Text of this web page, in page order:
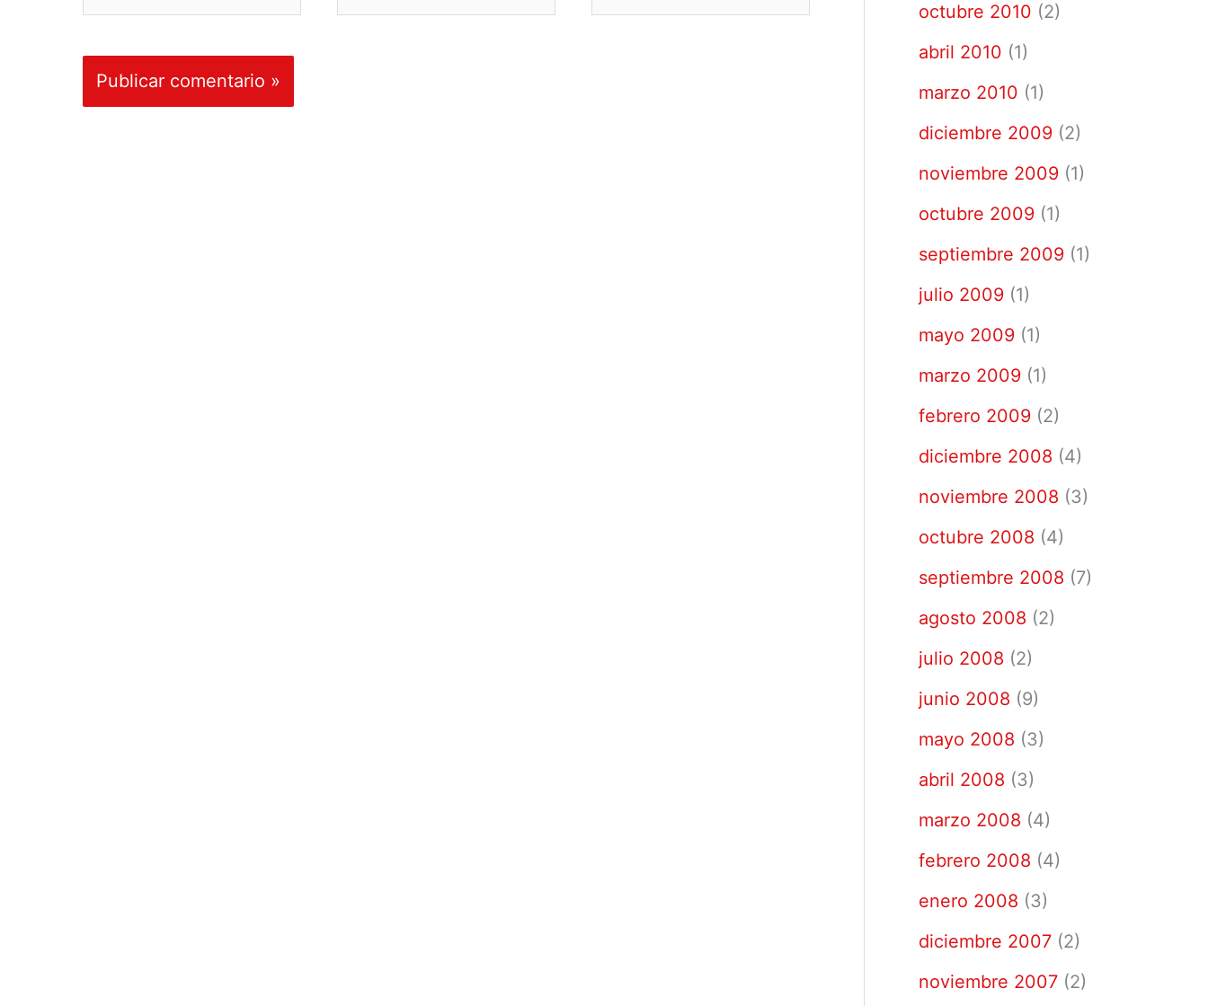
electrónico*
octubre 2010 (2)
abril 2010 (1)
marzo 2010 (1)
diciembre 2009 (2)
noviembre 2009 (1)
octubre 2009 (1)
septiembre 2009 (1)
julio 2009 (1)
mayo 2009 (1)
marzo 2009 (1)
febrero 2009 (2)
diciembre 2008 (4)
noviembre 2008 (3)
octubre 2008 (4)
septiembre 2008 (7)
agosto 2008 (2)
julio 2008 (2)
junio 2008 (9)
mayo 2008 (3)
abril 2008 (3)
marzo 2008 (4)
febrero 2008 (4)
enero 2008 (3)
diciembre 2007 (2)
noviembre 2007 (2)